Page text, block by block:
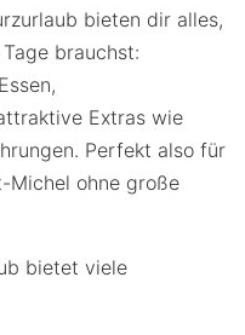
bieten dir alles,
brauchst:
Extras wie
Perfekt also für
Michel ohne große
bietet viele